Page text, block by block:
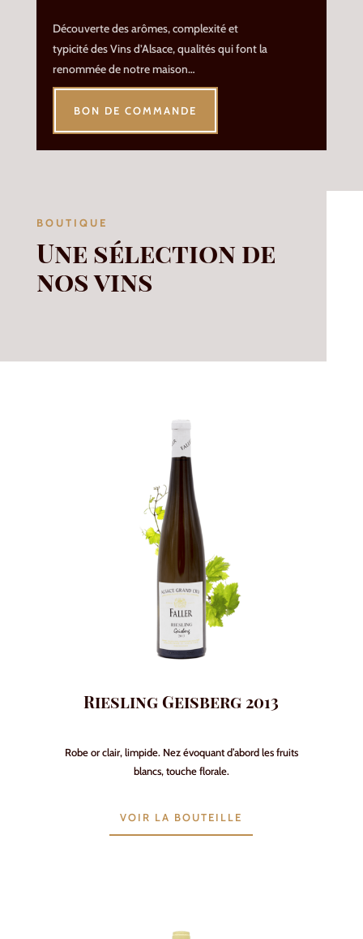
Découverte des arômes, complexité et
typicité des Vins d’Alsace, qualités qui font la
renommée de notre maison…
BON DE COMMANDE
BOUTIQUE
Une sélection de
nos vins
Riesling Geisberg 2013
Robe or clair, limpide. Nez évoquant d’abord les fruits
blancs, touche florale.
VOIR LA BOUTEILLE